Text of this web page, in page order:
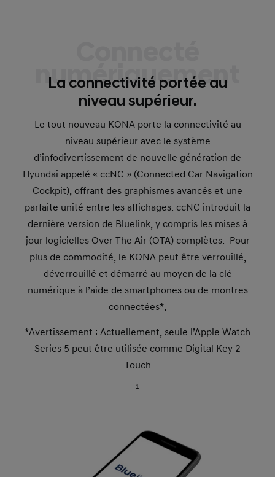
numériquement
La connectivité portée au
niveau supérieur.
Le tout nouveau KONA porte la connectivité au
niveau supérieur avec le système
d’infodivertissement de nouvelle génération de
Hyundai appelé « ccNC » (Connected Car Navigation
Cockpit), offrant des graphismes avancés et une
parfaite unité entre les affichages. ccNC introduit la
dernière version de Bluelink, y compris les mises à
jour logicielles Over The Air (OTA) complètes. Pour
plus de commodité, le KONA peut être verrouillé,
déverrouillé et démarré au moyen de la clé
numérique à l’aide de smartphones ou de montres
connectées*.
*Avertissement : Actuellement, seule l’Apple Watch
Series 5 peut être utilisée comme Digital Key 2
Touch
1